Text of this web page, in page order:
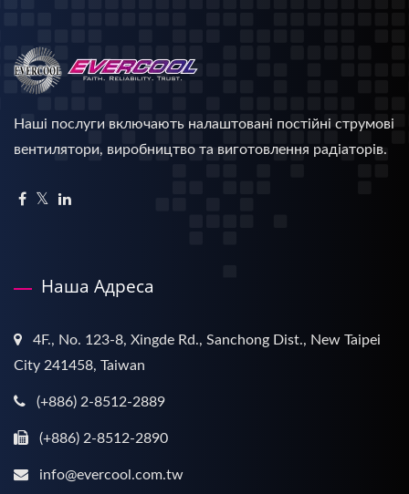
Наші послуги включають налаштовані постійні струмові
вентилятори, виробництво та виготовлення радіаторів.
Наша Адреса
4F., No. 123-8, Xingde Rd., Sanchong Dist., New Taipei
City 241458, Taiwan
(+886) 2-8512-2889
(+886) 2-8512-2890
info@evercool.com.tw